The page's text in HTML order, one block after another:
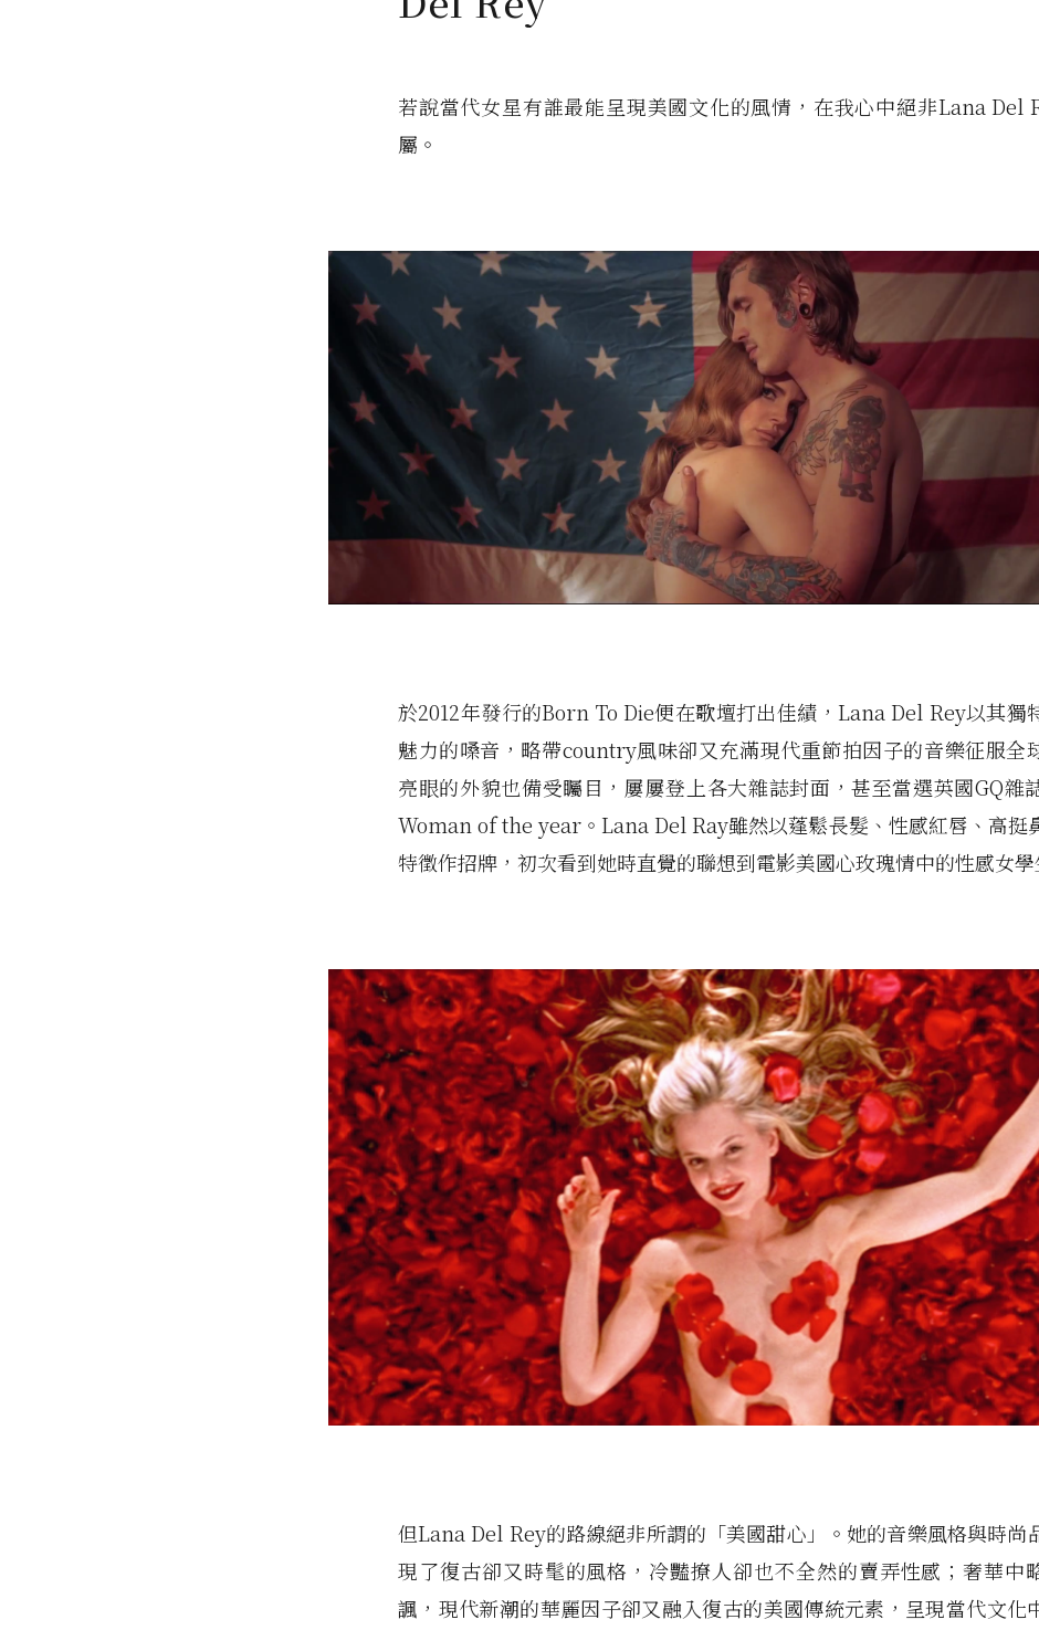
若說當代女星有誰最能呈現美國文化的風情，在我心中絕非Lana Del
屬。
於2012年發行的Born To Die便在歌壇打出佳績，Lana Del Rey以其獨
魅力的嗓音，略帶country風味卻又充滿現代重節拍因子的音樂征服全
亮眼的外貌也備受矚目，屢屢登上各大雜誌封面，甚至當選英國GQ雜
Woman of the year。Lana Del Ray雖然以蓬鬆長髮、性感紅唇、高挺
特徵作招牌，初次看到她時直覺的聯想到電影美國心玫瑰情中的性感女學
但Lana Del Rey的路線絕非所謂的「美國甜心」。她的音樂風格與時尚
現了復古卻又時髦的風格，冷豔撩人卻也不全然的賣弄性感；奢華中
諷，現代新潮的華麗因子卻又融入復古的美國傳統元素，呈現當代文化